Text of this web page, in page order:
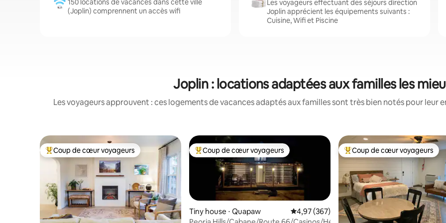
150 locations de vacances dans cette ville
(Joplin) comprennent un accès wifi
Les voyageurs effectuant des séjours direction
Joplin apprécient les équipements suivants :
Cuisine, Wifi et Piscine
Joplin : locations adaptées aux familles les
Les voyageurs approuvent : ces logements de vacances adaptés aux familles sont très bien notés pour
Coups de cœur voyageurs les plus appréciés
Coup de cœur voyageurs Coups de cœur voyageurs les plus appréciés
Coup de cœur voyageurs
Tiny house ⋅ Quapaw Évaluation moyenne sur la base de 367
4,97 (367)
Coups de cœur voyageurs les
Coup de cœur voyageurs